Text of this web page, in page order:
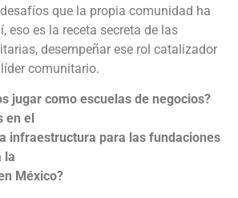
que la propia comunidad ha
eso es la receta secreta de las
desempeñar ese rol catalizador
comunitario.
jugar como escuelas de negocios?
en el
infraestructura para las fundaciones
la
México?